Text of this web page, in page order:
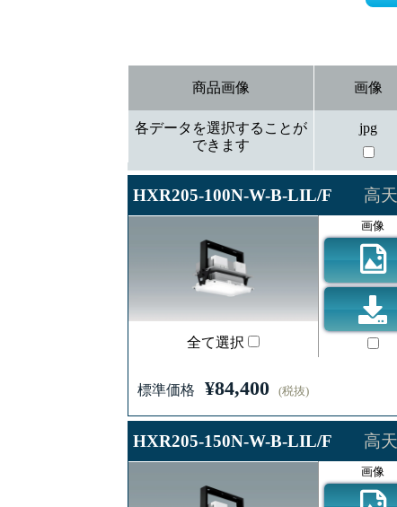
商品画像
各データを選択することが
できます
画像
jpg
HXR205-100N-W-B-LIL/F 高
全て選択
画像
標準価格 ¥84,400 (税抜)
HXR205-150N-W-B-LIL/F 高
画像